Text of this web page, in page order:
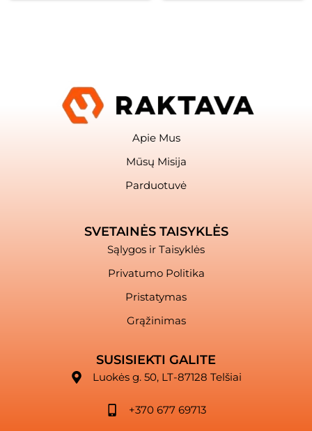
Apie Mus
Mūsų Misija
Parduotuvė
SVETAINĖS TAISYKLĖS
Sąlygos ir Taisyklės
Privatumo Politika
Pristatymas
Grąžinimas
SUSISIEKTI GALITE
Luokės g. 50, LT-87128 Telšiai
+370 677 69713